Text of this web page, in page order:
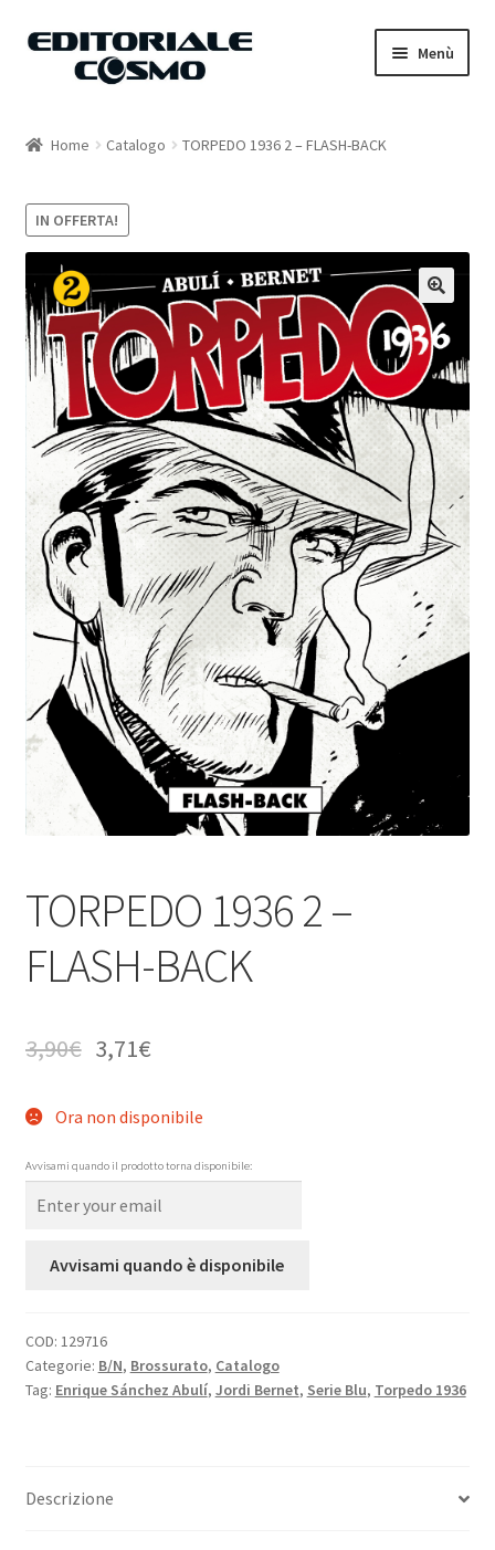
Vai
Vai
Menù
Carrello
Il mio account
Home Catalogo TORPEDO 1936 2 – FLASH-BACK
IN OFFERTA!
TORPEDO 1936 2 –
FLASH-BACK
3,90€ 3,71€
Ora non disponibile
Avvisami quando il prodotto torna disponibile:
Avvisami quando è disponibile
COD: 129716
Categorie: B/N, Brossurato, Catalogo
Tag: Enrique Sánchez Abulí, Jordi Bernet, Serie Blu, Torpedo 1936
Descrizione